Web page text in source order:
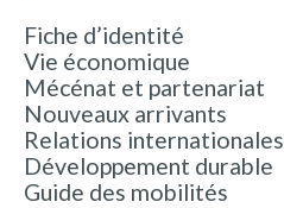
Fiche d’identité
Vie économique
Mécénat et partenariat
Nouveaux arrivants
Relations internationales
Développement durable
Guide des mobilités